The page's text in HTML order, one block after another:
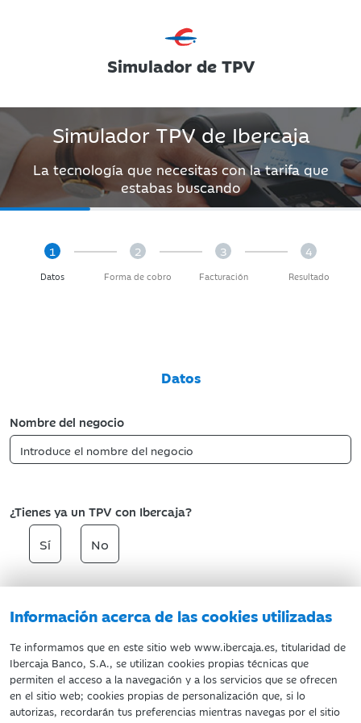
Información acerca de las cookies utilizadas
Te informamos que en este sitio web www.ibercaja.es, titularidad de
Ibercaja Banco, S.A., se utilizan cookies propias técnicas que
permiten el acceso a la navegación y a los servicios que se ofrecen
en el sitio web; cookies propias de personalización que, si lo
autorizas, recordarán tus preferencias mientras navegas por el sitio
Simulador deTPV
Simulador TPV de Ibercaja
La tecnología que necesitas con la tarifa que
estabas buscando
Datos Forma de cobro Facturación Resultado
Datos
Nombre del negocio
¿Tienes ya un TPV con Ibercaja?
Sí No
Siguiente
NRI: IBF0000213-260004